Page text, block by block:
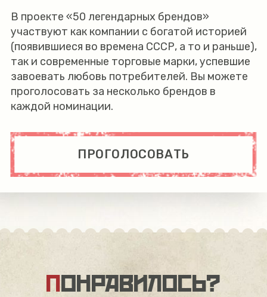
В проекте «50 легендарных брендов»
участвуют как компании с богатой историей
(появившиеся во времена СССР, а то и раньше),
так и современные торговые марки, успевшие
завоевать любовь потребителей. Вы можете
проголосовать за несколько брендов в
каждой номинации.
ПРОГОЛОСОВАТЬ
ПОНРАВИЛОСЬ?